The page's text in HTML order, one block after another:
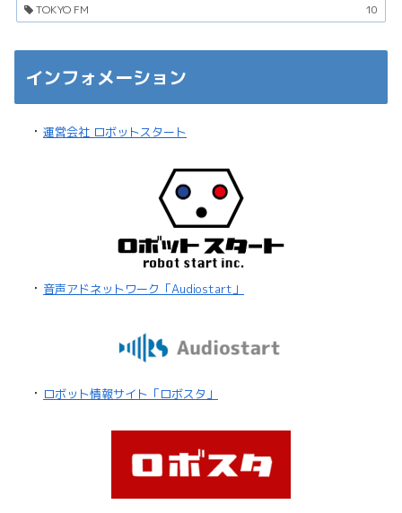
TOKYO FM
10
インフォメーション
・ 運営会社 ロボットスタート
・ 音声アドネットワーク「Audiostart」
・ ロボット情報サイト「ロボスタ」